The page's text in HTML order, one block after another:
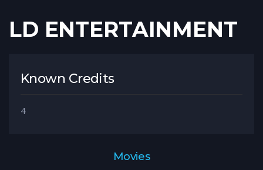
LD ENTERTAINMENT
Known Credits
4
Movies